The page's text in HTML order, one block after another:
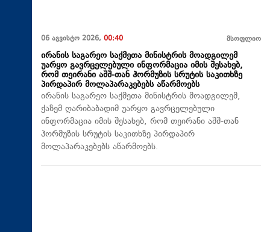
06 აგვისტო 2026, 00:40 მსოფლიო
ირანის საგარეო საქმეთა მინისტრის მოადგილემ
უარყო გავრცელებული ინფორმაცია იმის შესახებ,
რომ თეირანი აშშ-თან ჰორმუზის სრუტის საკითხზე
პირდაპირ მოლაპარაკებებს აწარმოებს
ირანის საგარეო საქმეთა მინისტრის მოადგილემ,
ქაზემ ღარიბაბადიმ უარყო გავრცელებული
ინფორმაცია იმის შესახებ, რომ თეირანი აშშ-თან
ჰორმუზის სრუტის საკითხზე პირდაპირ
მოლაპარაკებებს აწარმოებს.